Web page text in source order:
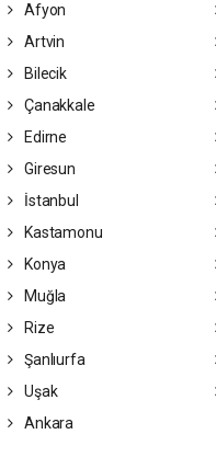
Afyon
Artvin
Bilecik
Çanakkale
Edirne
Giresun
İstanbul
Kastamonu
Konya
Muğla
Rize
Şanlıurfa
Uşak
Ankara